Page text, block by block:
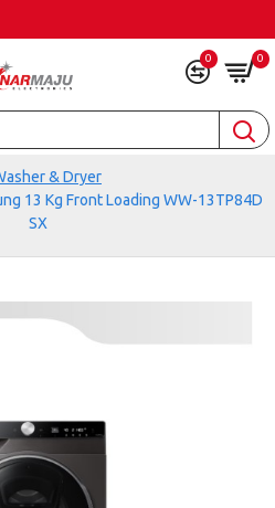
0 0
& Dryer
13 Kg Front Loading WW-13TP84D
SX